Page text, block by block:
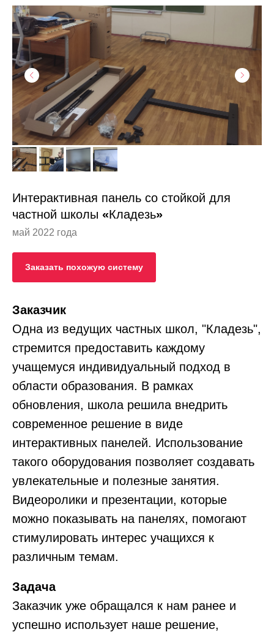
Интерактивная панель со стойкой для
частной школы «Кладезь»
май 2022 года
Заказать похожую систему
Заказчик
Одна из ведущих частных школ, "Кладезь",
стремится предоставить каждому
учащемуся индивидуальный подход в
области образования. В рамках
обновления, школа решила внедрить
современное решение в виде
интерактивных панелей. Использование
такого оборудования позволяет создавать
увлекательные и полезные занятия.
Видеоролики и презентации, которые
можно показывать на панелях, помогают
стимулировать интерес учащихся к
различным темам.
Задача
Заказчик уже обращался к нам ранее и
успешно использует наше решение,